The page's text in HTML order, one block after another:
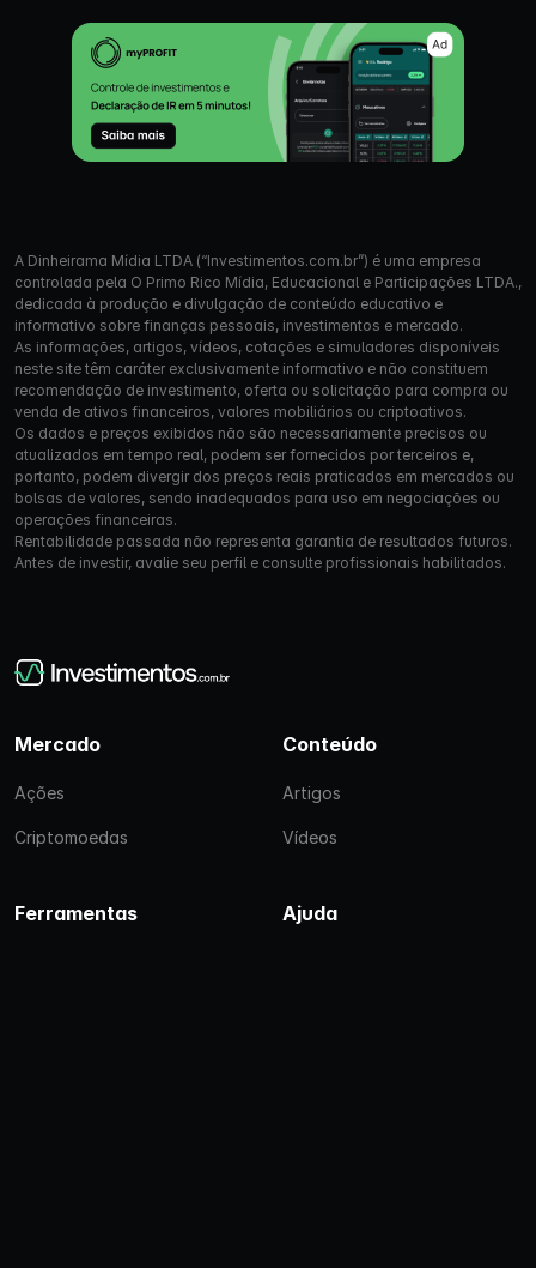
A Dinheirama Mídia LTDA (“Investimentos.com.br”) é uma empresa
controlada pela O Primo Rico Mídia, Educacional e Participações LTDA.,
dedicada à produção e divulgação de conteúdo educativo e
informativo sobre finanças pessoais, investimentos e mercado.
As informações, artigos, vídeos, cotações e simuladores disponíveis
neste site têm caráter exclusivamente informativo e não constituem
recomendação de investimento, oferta ou solicitação para compra ou
venda de ativos financeiros, valores mobiliários ou criptoativos.
Os dados e preços exibidos não são necessariamente precisos ou
atualizados em tempo real, podem ser fornecidos por terceiros e,
portanto, podem divergir dos preços reais praticados em mercados ou
bolsas de valores, sendo inadequados para uso em negociações ou
operações financeiras.
Rentabilidade passada não representa garantia de resultados futuros.
Antes de investir, avalie seu perfil e consulte profissionais habilitados.
Mercado
Ações
Criptomoedas
Conteúdo
Artigos
Vídeos
Ferramentas Ajuda